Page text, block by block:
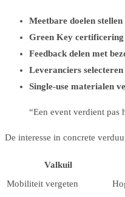
Meetbare doelen stellen
Green Key certificering
Feedback delen met
Leveranciers selecteren
Single-use materialen
“Een event verdient pas
De interesse in concrete
Valkuil
Mobiliteit vergeten